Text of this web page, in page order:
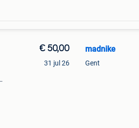
€ 50,00
31 jul 26
madnike
Gent